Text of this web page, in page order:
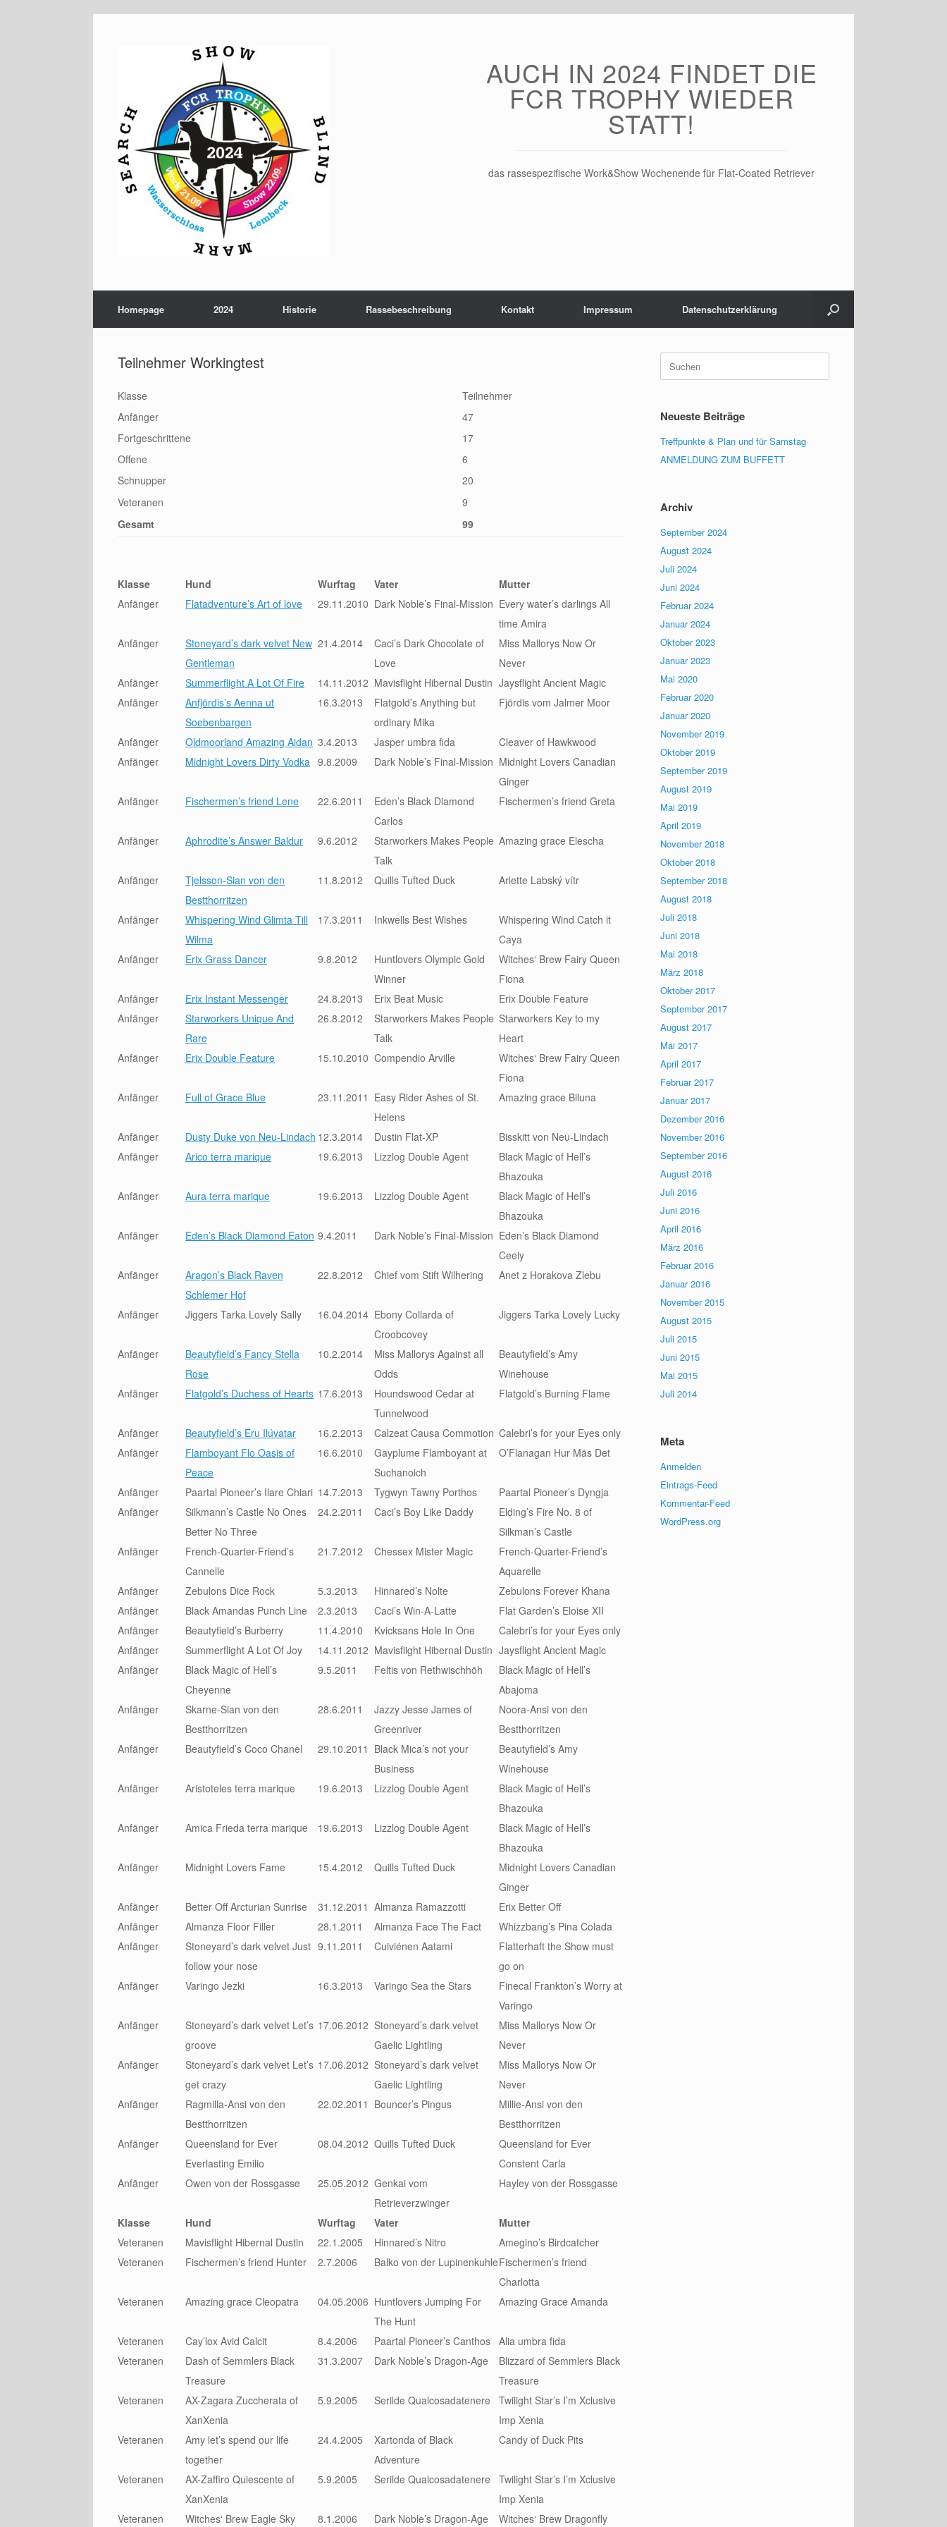
AUCH IN 2024 FINDET DIE
FCR TROPHY WIEDER
STATT!
das rassespezifische Work&Show Wochenende für Flat-Coated Retriever
Homepage 2024 Historie Rassebeschreibung Kontakt Impressum Datenschutz­erklärung
Teilnehmer Workingtest
Klasse
Teilnehmer
Anfänger
47
Fortgeschrittene
17
Offene
6
Schnupper
20
Veteranen
9
Gesamt
99
Klasse Hund Wurftag Vater
Mutter
Anfänger
Flatadventure’s Art of love 29.11.2010 Dark Noble’s Final-Mission Every water’s darlings All
time Amira
Anfänger
Stoneyard’s dark velvet New
Gentleman
21.4.2014
Caci’s Dark Chocolate of
Love
Miss Mallorys Now Or
Never
Anfänger
Summerflight A Lot Of Fire 14.11.2012 Mavisflight Hibernal Dustin Jaysflight Ancient Magic
Anfänger
Anfjördis’s Aenna ut
Soebenbargen
16.3.2013
Flatgold’s Anything but
ordinary Mika
Fjördis vom Jalmer Moor
Anfänger Oldmoorland Amazing Aidan 3.4.2013 Jasper umbra fida
Cleaver of Hawkwood
Anfänger
Midnight Lovers Dirty Vodka 9.8.2009 Dark Noble’s Final-Mission Midnight Lovers Canadian
Ginger
Anfänger
Fischermen’s friend Lene 22.6.2011
Eden’s Black Diamond
Carlos
Fischermen’s friend Greta
Anfänger Aphrodite’s Answer Baldur 9.6.2012
Starworkers Makes People
Talk
Amazing grace Elescha
Anfänger
Tjelsson-Sian von den
Bestthorritzen
11.8.2012 Quills Tufted Duck Arlette Labský vítr
Anfänger
Whispering Wind Glimta Till
Wilma
17.3.2011 Inkwells Best Wishes
Whispering Wind Catch it
Caya
Anfänger
Erix Grass Dancer 9.8.2012
Huntlovers Olympic Gold
Winner
Witches‘ Brew Fairy Queen
Fiona
Anfänger
Erix Instant Messenger 24.8.2013 Erix Beat Music
Erix Double Feature
Anfänger
Starworkers Unique And
Rare
26.8.2012
Starworkers Makes People
Talk
Starworkers Key to my
Heart
Anfänger
Erix Double Feature 15.10.2010 Compendio Arville
Witches‘ Brew Fairy Queen
Fiona
Anfänger
Full of Grace Blue 23.11.2011 Easy Rider Ashes of St.
Helens
Amazing grace Biluna
Anfänger Dusty Duke von Neu-Lindach 12.3.2014 Dustin Flat-XP
Bisskitt von Neu-Lindach
Anfänger
Arico terra marique 19.6.2013 Lizzlog Double Agent
Black Magic of Hell’s
Bhazouka
Anfänger
Aura terra marique 19.6.2013 Lizzlog Double Agent
Black Magic of Hell’s
Bhazouka
Anfänger
Eden’s Black Diamond Eaton 9.4.2011 Dark Noble’s Final-Mission Eden’s Black Diamond
Ceely
Anfänger
Aragon’s Black Raven
Schlemer Hof
22.8.2012 Chief vom Stift Wilhering Anet z Horakova Zlebu
Anfänger Jiggers Tarka Lovely Sally 16.04.2014 Ebony Collarda of
Croobcovey
Jiggers Tarka Lovely Lucky
Anfänger
Beautyfield’s Fancy Stella
Rose
10.2.2014
Miss Mallorys Against all
Odds
Beautyfield’s Amy
Winehouse
Anfänger
Flatgold’s Duchess of Hearts 17.6.2013
Houndswood Cedar at
Tunnelwood
Flatgold’s Burning Flame
Anfänger Beautyfield’s Eru Ilúvatar 16.2.2013 Calzeat Causa Commotion Calebri’s for your Eyes only
Anfänger
Flamboyant Flo Oasis of
Peace
16.6.2010
Gayplume Flamboyant at
Suchanoich
O’Flanagan Hur Mäs Det
Anfänger Paartal Pioneer’s Ilare Chiari 14.7.2013 Tygwyn Tawny Porthos
Paartal Pioneer’s Dyngja
Anfänger
Silkmann’s Castle No Ones
Better No Three
24.2.2011 Caci’s Boy Like Daddy
Elding’s Fire No. 8 of
Silkman’s Castle
Anfänger
French-Quarter-Friend’s
Cannelle
21.7.2012 Chessex Mister Magic
French-Quarter-Friend’s
Aquarelle
Anfänger
Zebulons Dice Rock 5.3.2013 Hinnared’s Nolte
Zebulons Forever Khana
Anfänger
Black Amandas Punch Line 2.3.2013 Caci’s Win-A-Latte
Flat Garden’s Eloise XII
Anfänger
Beautyfield’s Burberry 11.4.2010 Kvicksans Hole In One
Calebri’s for your Eyes only
Anfänger
Summerflight A Lot Of Joy 14.11.2012 Mavisflight Hibernal Dustin Jaysflight Ancient Magic
Anfänger
Black Magic of Hell’s
Cheyenne
9.5.2011 Feltis von Rethwischhöh
Black Magic of Hell’s
Abajoma
Anfänger
Skarne-Sian von den
Bestthorritzen
28.6.2011
Jazzy Jesse James of
Greenriver
Noora-Ansi von den
Bestthorritzen
Anfänger
Beautyfield’s Coco Chanel 29.10.2011 Black Mica’s not your
Business
Beautyfield’s Amy
Winehouse
Anfänger
Aristoteles terra marique 19.6.2013 Lizzlog Double Agent
Black Magic of Hell’s
Bhazouka
Anfänger
Amica Frieda terra marique 19.6.2013 Lizzlog Double Agent
Black Magic of Hell’s
Bhazouka
Anfänger
Midnight Lovers Fame 15.4.2012 Quills Tufted Duck
Midnight Lovers Canadian
Ginger
Anfänger
Better Off Arcturian Sunrise 31.12.2011 Almanza Ramazzotti
Erix Better Off
Anfänger
Almanza Floor Filler 28.1.2011 Almanza Face The Fact
Whizzbang’s Pina Colada
Anfänger
Stoneyard’s dark velvet Just
follow your nose
9.11.2011 Cuiviénen Aatami
Flatterhaft the Show must
go on
Anfänger
Varingo Jezki 16.3.2013 Varingo Sea the Stars
Finecal Frankton’s Worry at
Varingo
Anfänger
Stoneyard’s dark velvet Let’s
groove
17.06.2012 Stoneyard’s dark velvet
Gaelic Lightling
Miss Mallorys Now Or
Never
Anfänger
Stoneyard’s dark velvet Let’s
get crazy
17.06.2012 Stoneyard’s dark velvet
Gaelic Lightling
Miss Mallorys Now Or
Never
Anfänger
Ragmilla-Ansi von den
Bestthorritzen
22.02.2011 Bouncer’s Pingus
Millie-Ansi von den
Bestthorritzen
Anfänger
Queensland for Ever
Everlasting Emilio
08.04.2012 Quills Tufted Duck
Queensland for Ever
Constent Carla
Anfänger
Owen von der Rossgasse 25.05.2012 Genkai vom
Retrieverzwinger
Hayley von der Rossgasse
Klasse Hund Wurftag Vater
Mutter
Veteranen
Mavisflight Hibernal Dustin 22.1.2005 Hinnared’s Nitro
Amegino’s Birdcatcher
Veteranen
Fischermen’s friend Hunter 2.7.2006 Balko von der LupinenkuhleFischermen’s friend
Charlotta
Veteranen
Amazing grace Cleopatra 04.05.2006 Huntlovers Jumping For
The Hunt
Amazing Grace Amanda
Veteranen Cay’lox Avid Calcit 8.4.2006 Paartal Pioneer’s Canthos Alia umbra fida
Veteranen
Dash of Semmlers Black
Treasure
31.3.2007 Dark Noble’s Dragon-Age
Blizzard of Semmlers Black
Treasure
Veteranen
AX-Zagara Zuccherata of
XanXenia
5.9.2005 Serilde Qualcosadatenere
Twilight Star’s I’m Xclusive
Imp Xenia
Veteranen
Amy let’s spend our life
together
24.4.2005
Xartonda of Black
Adventure
Candy of Duck Pits
Veteranen
AX-Zaffiro Quiescente of
XanXenia
5.9.2005 Serilde Qualcosadatenere
Twilight Star’s I’m Xclusive
Imp Xenia
Veteranen
Witches‘ Brew Eagle Sky 8.1.2006 Dark Noble’s Dragon-Age Witches‘ Brew Dragonfly
Suchen
nach:
Neueste Beiträge
Treffpunkte & Plan und für Samstag
ANMELDUNG ZUM BUFFETT
Archiv
September 2024
August 2024
Juli 2024
Juni 2024
Februar 2024
Januar 2024
Oktober 2023
Januar 2023
Mai 2020
Februar 2020
Januar 2020
November 2019
Oktober 2019
September 2019
August 2019
Mai 2019
April 2019
November 2018
Oktober 2018
September 2018
August 2018
Juli 2018
Juni 2018
Mai 2018
März 2018
Oktober 2017
September 2017
August 2017
Mai 2017
April 2017
Februar 2017
Januar 2017
Dezember 2016
November 2016
September 2016
August 2016
Juli 2016
Juni 2016
April 2016
März 2016
Februar 2016
Januar 2016
November 2015
August 2015
Juli 2015
Juni 2015
Mai 2015
Juli 2014
Meta
Anmelden
Eintrags-Feed
Kommentar-Feed
WordPress.org